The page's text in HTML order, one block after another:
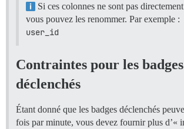
Si ces colonnes ne sont pas
vous pouvez les renommer. Par exemple :
user_id
Contraintes pour les badges
déclenchés
Étant donné que les badges déclenchés
fois par minute, vous devez fournir plus d’«